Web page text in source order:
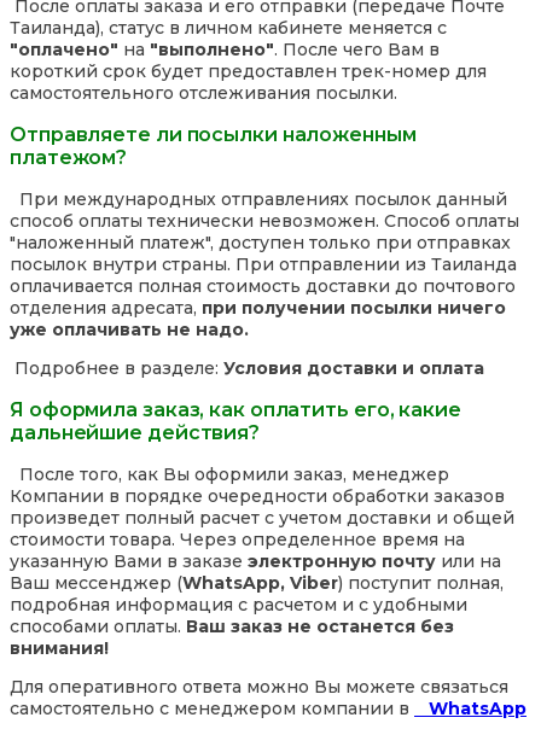
После оплаты заказа и его отправки (передаче Почте
Таиланда), статус в личном кабинете меняется с
"оплачено" на "выполнено". После чего Вам в
короткий срок будет предоставлен трек-номер для
самостоятельного отслеживания посылки.
Отправляете ли посылки наложенным
платежом?
При международных отправлениях посылок данный
способ оплаты технически невозможен. Способ оплаты
"наложенный платеж", доступен только при отправках
посылок внутри страны. При отправлении из Таиланда
оплачивается полная стоимость доставки до почтового
отделения адресата, при получении посылки ничего
уже оплачивать не надо.
Подробнее в разделе: Условия доставки и оплата
Я оформила заказ, как оплатить его, какие
дальнейшие действия?
После того, как Вы оформили заказ, менеджер
Компании в порядке очередности обработки заказов
произведет полный расчет с учетом доставки и общей
стоимости товара. Через определенное время на
указанную Вами в заказе электронную почту или на
Ваш мессенджер (WhatsApp, Viber) поступит полная,
подробная информация с расчетом и с удобными
способами оплаты. Ваш заказ не останется без
внимания!
Для оперативного ответа можно Вы можете связаться
самостоятельно с менеджером компании в
WhatsApp